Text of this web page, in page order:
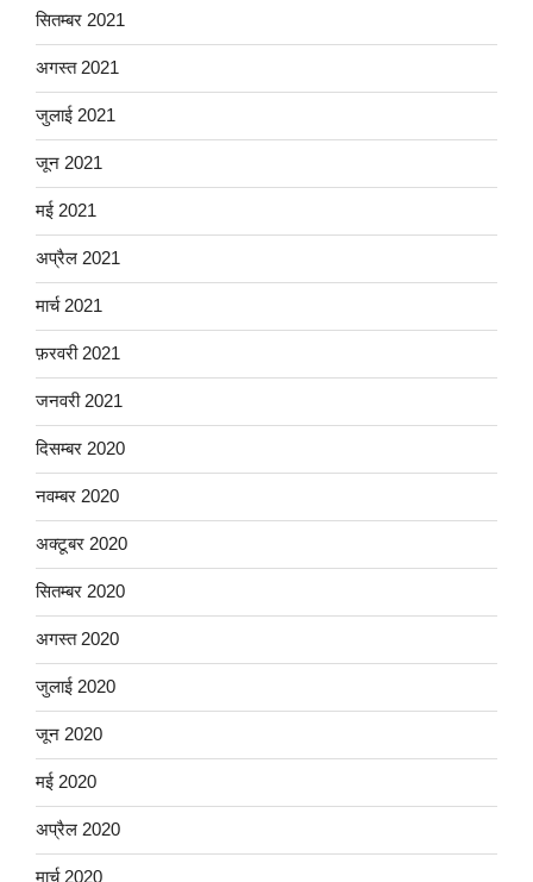
सितम्बर 2021
अगस्त 2021
जुलाई 2021
जून 2021
मई 2021
अप्रैल 2021
मार्च 2021
फ़रवरी 2021
जनवरी 2021
दिसम्बर 2020
नवम्बर 2020
अक्टूबर 2020
सितम्बर 2020
अगस्त 2020
जुलाई 2020
जून 2020
मई 2020
अप्रैल 2020
मार्च 2020